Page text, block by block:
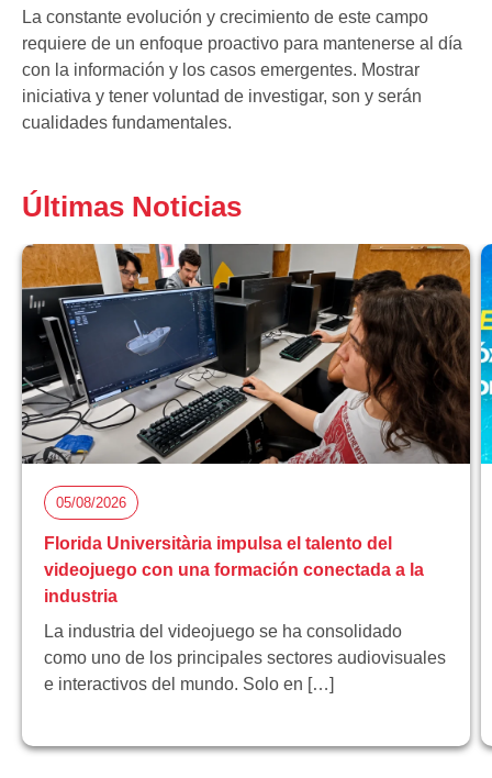
La constante evolución y crecimiento de este campo
requiere de un enfoque proactivo para mantenerse al día
con la información y los casos emergentes. Mostrar
iniciativa y tener voluntad de investigar, son y serán
cualidades fundamentales.
Últimas Noticias
05/08/2026
Florida Universitària impulsa el talento del
videojuego con una formación conectada a la
industria
La industria del videojuego se ha consolidado
como uno de los principales sectores audiovisuales
e interactivos del mundo. Solo en […]